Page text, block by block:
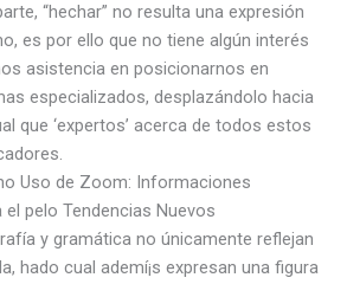
“hechar” no resulta una expresión
es por ello que no tiene algún interés
asistencia en posicionarnos en
especializados, desplazándolo hacia
que ‘expertos’ acerca de todos estos
Uso de Zoom: Informaciones
pelo Tendencias Nuevos
y gramática no únicamente reflejan
hado cual ademí¡s expresan una figura